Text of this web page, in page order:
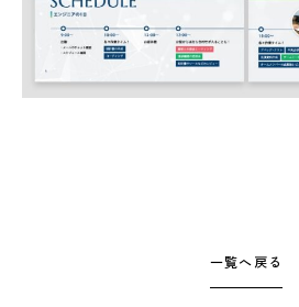
一覧へ戻る